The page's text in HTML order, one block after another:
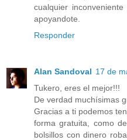
cualquier
apoyandote.
Responder
Alan Sandoval 17 de
Tukero, eres el mejor!!!
De verdad muchísimas
Gracias a ti podemos
forma gratuita, como
bolsillos con dinero